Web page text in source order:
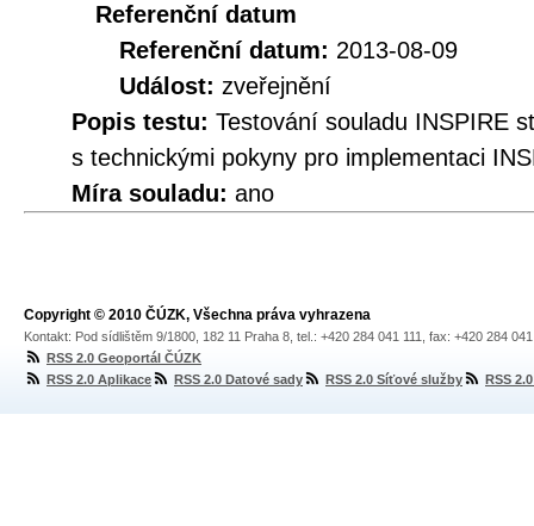
Referenční datum
Referenční datum: 2013-08-09
Událost: zveřejnění
Popis testu: Testování souladu INSPIRE
s technickými pokyny pro implementaci
Míra souladu: ano
Copyright © 2010 ČÚZK, Všechna práva vyhrazena
Kontakt: Pod sídlištěm 9/1800, 182 11 Praha 8, tel.: +420 284 041 111, fax: +420 284
RSS 2.0 Geoportál ČÚZK
RSS 2.0 Aplikace
RSS 2.0 Datové sady RSS 2.0 Síťové služby RSS